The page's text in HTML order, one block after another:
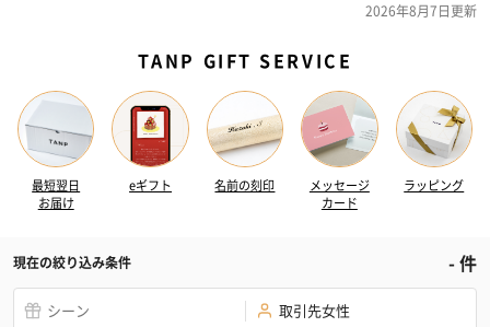
2026年8月7日更新
TANP GIFT SERVICE
最短翌日
お届け
eギフト 名前の刻印
メッセージ
カード
ラッピング
現在の絞り込み条件 -件
シーン 取引先女性